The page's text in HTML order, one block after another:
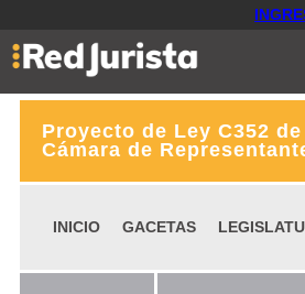
Contáctanos
Proyecto de Ley C352
Cámara de
INICIO GACETAS